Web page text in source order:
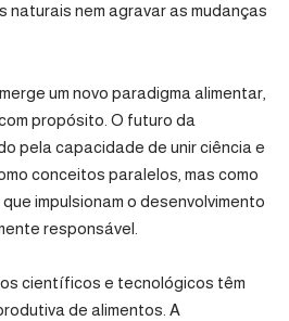
naturais nem agravar as mudanças
um novo paradigma alimentar,
propósito. O futuro da
pela capacidade de unir ciência e
conceitos paralelos, mas como
impulsionam o desenvolvimento
responsável.
científicos e tecnológicos têm
de alimentos. A